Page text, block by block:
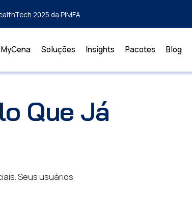
2025 da PIMFA
Soluções Insights Pacotes Blog
Que Já
Seus usuários